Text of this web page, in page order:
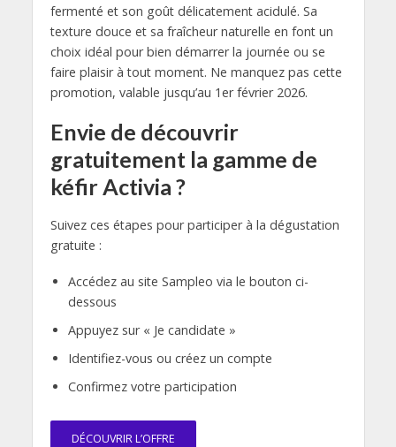
fermenté et son goût délicatement acidulé. Sa
texture douce et sa fraîcheur naturelle en font un
choix idéal pour bien démarrer la journée ou se
faire plaisir à tout moment. Ne manquez pas cette
promotion, valable jusqu’au 1er février 2026.
Envie de découvrir
gratuitement la gamme de
kéfir Activia ?
Suivez ces étapes pour participer à la dégustation
gratuite :
Accédez au site Sampleo via le bouton ci-
dessous
Appuyez sur « Je candidate »
Identifiez-vous ou créez un compte
Confirmez votre participation
DÉCOUVRIR L’OFFRE